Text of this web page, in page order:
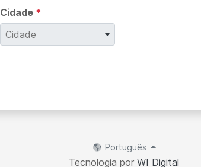
Cidade *
Cidade
Português
Tecnologia por WI Digital